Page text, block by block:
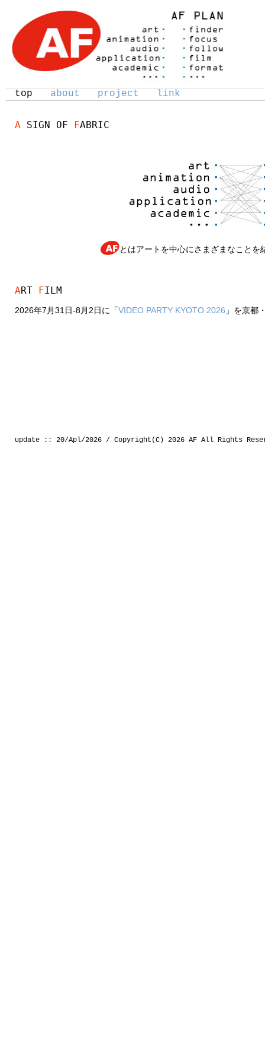
top about project link
A SIGN OF FABRIC
とはアートを中心にさまざまなことを
ART FILM
2026年7月31日-8月2日に「VIDEO PARTY KYOTO 2026 」を京都
update :: 20/Apl/2026 / Copyright(C) 2026 AF All Rights